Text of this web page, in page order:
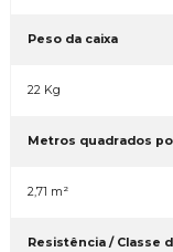
Peso da caixa
22 Kg
Metros quadrados
2,71 m²
Resistência / Classe